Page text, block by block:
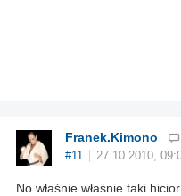
Franek.Kimono
#11
27.10.2010,
No właśnie właśnie taki